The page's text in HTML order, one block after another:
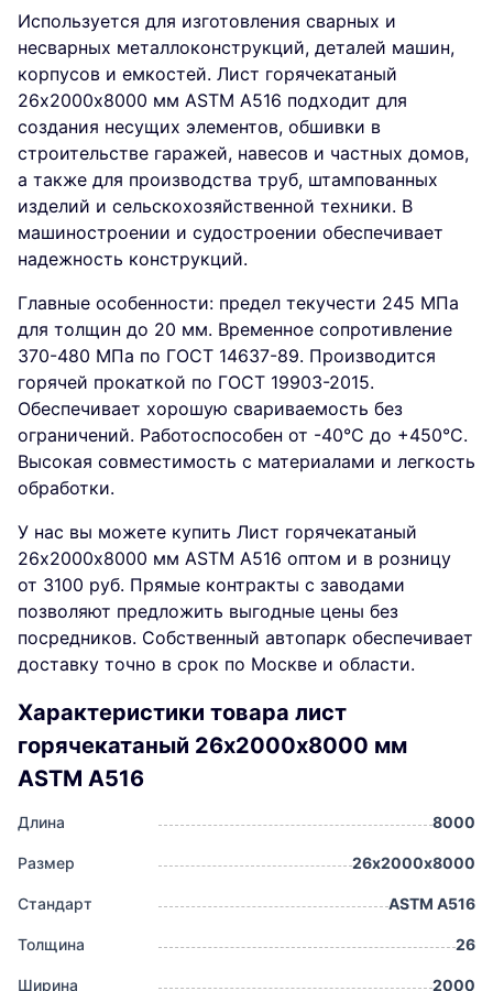
Используется для изготовления сварных и
несварных металлоконструкций, деталей машин,
корпусов и емкостей. Лист горячекатаный
26х2000х8000 мм ASTM A516 подходит для
создания несущих элементов, обшивки в
строительстве гаражей, навесов и частных домов,
а также для производства труб, штампованных
изделий и сельскохозяйственной техники. В
машиностроении и судостроении обеспечивает
надежность конструкций.
Главные особенности: предел текучести 245 МПа
для толщин до 20 мм. Временное сопротивление
370-480 МПа по ГОСТ 14637-89. Производится
горячей прокаткой по ГОСТ 19903-2015.
Обеспечивает хорошую свариваемость без
ограничений. Работоспособен от -40°C до +450°C.
Высокая совместимость с материалами и легкость
обработки.
У нас вы можете купить Лист горячекатаный
26х2000х8000 мм ASTM A516 оптом и в розницу
от 3100 руб. Прямые контракты с заводами
позволяют предложить выгодные цены без
посредников. Собственный автопарк обеспечивает
доставку точно в срок по Москве и области.
Характеристики товара лист
горячекатаный 26х2000х8000 мм
ASTM A516
Длина 8000
Размер 26х2000х8000
Стандарт ASTM A516
Толщина 26
Ширина 2000